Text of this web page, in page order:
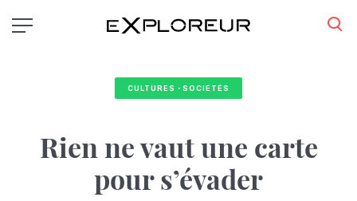
au
CULTURES・SOCIÉTÉS
Rien ne vaut une carte
pour s’évader